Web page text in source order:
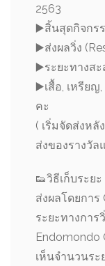
2563
▶️สิ้นสุดกิจกร
▶️ส่งผลวิ่ง
▶️ระยะทางสะ
▶️เสื้อ, เหรีย
คะ
( เริ่มจัดส่งหลั
ส่งของรางวัล
👟วิธีเก็บระย
ส่งผลโดยการ
ระยะทางการ
Endomondo
เห็นจำนวนระ